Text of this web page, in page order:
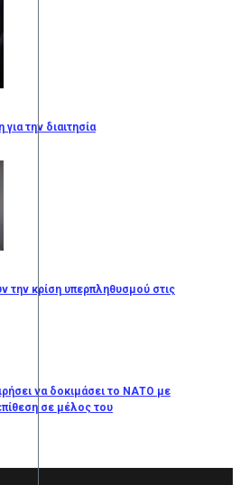
την διαιτησία
την κρίση υπερπληθυσμού στις
να δοκιμάσει το ΝΑΤΟ με
σε μέλος του